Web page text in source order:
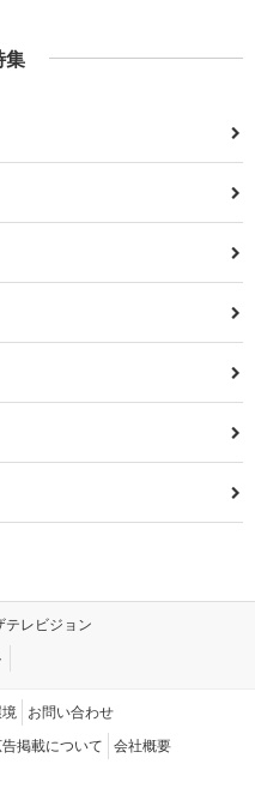
集
テレビジョン
お問い合わせ
告掲載について 会社概要